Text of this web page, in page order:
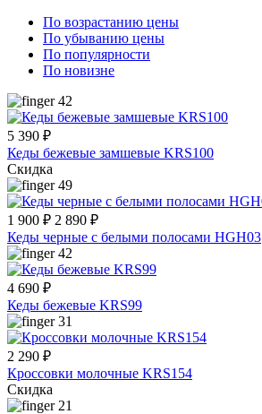
По возрастанию цены
По убыванию цены
По популярности
По новизне
42
5 390 ₽
Кеды бежевые замшевые KRS100
Скидка
49
1 900 ₽ 2 890 ₽
Кеды черные с белыми полосами HGH03
42
4 690 ₽
Кеды бежевые KRS99
31
2 290 ₽
Кроссовки молочные KRS154
Скидка
21